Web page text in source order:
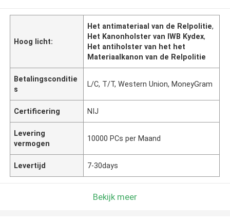
Hoog licht:
Het antimateriaal van de Relpolitie,
Het Kanonholster van IWB Kydex,
Het antiholster van het het
Materiaalkanon van de Relpolitie
Betalingsconditie
s
L/C, T/T, Western Union, MoneyGram
Certificering NIJ
Levering
vermogen
10000 PCs per Maand
Levertijd 7-30days
Bekijk meer